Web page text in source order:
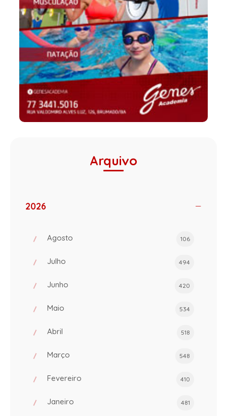
Arquivo
2026
Agosto 106
Julho 494
Junho 420
Maio 534
Abril 518
Março 548
Fevereiro 410
Janeiro 481